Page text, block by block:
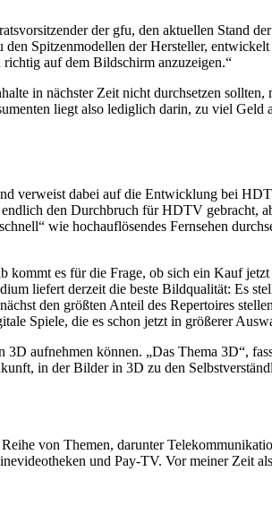
der gfu, den aktuellen Stand
Spitzenmodellen der Hersteller,
auf dem Bildschirm anzuzeigen.“
in nächster Zeit nicht durchsetzen sollten,
liegt also lediglich darin, zu viel Geld
verweist dabei auf die Entwicklung bei
den Durchbruch für HDTV gebracht,
wie hochauflösendes Fernsehen
es für die Frage, ob sich ein Kauf
liefert derzeit die beste Bildqualität: Es
den größten Anteil des Repertoires
Spiele, die es schon jetzt in größerer
aufnehmen können. „Das Thema 3D“,
in der Bilder in 3D zu den
von Themen, darunter
und Pay-TV. Vor meiner Zeit